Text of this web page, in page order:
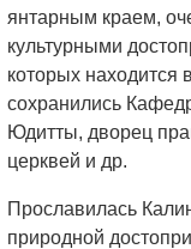
янтарным краем,
культурными
которых находится
сохранились
Юдитты, дворец
церквей и др.
Прославилась
природной